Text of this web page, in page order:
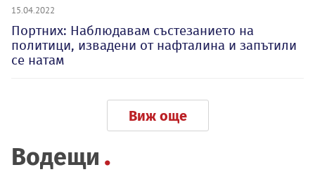
15.04.2022
Портних: Наблюдавам състезанието на
политици, извадени от нафталина и запътили
се натам
Виж още
Водещи